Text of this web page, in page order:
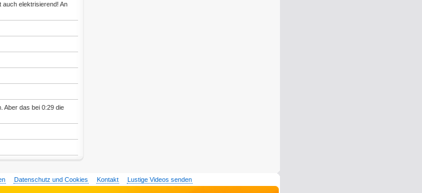
auch elektrisierend! An
Aber das bei 0:29 die
Datenschutz und Cookies Kontakt Lustige Videos senden